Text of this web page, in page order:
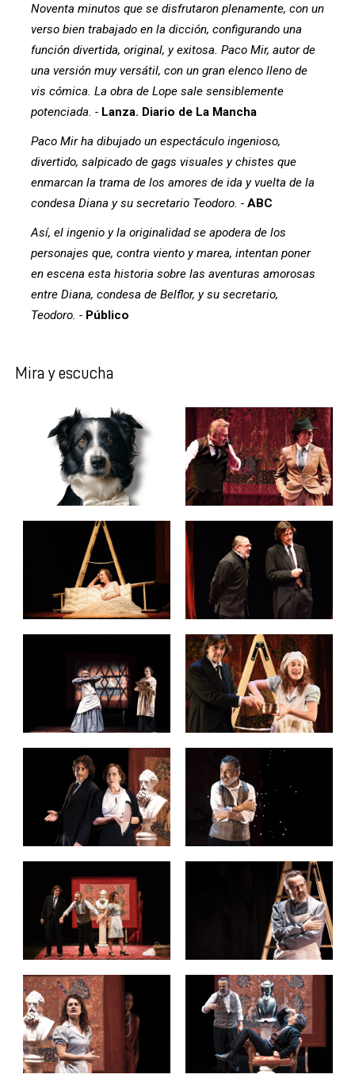
Noventa minutos que se disfrutaron plenamente, con un
verso bien trabajado en la dicción, configurando una
función divertida, original, y exitosa. Paco Mir, autor de
una versión muy versátil, con un gran elenco lleno de
vis cómica. La obra de Lope sale sensiblemente
potenciada. - Lanza. Diario de La Mancha
Paco Mir ha dibujado un espectáculo ingenioso,
divertido, salpicado de gags visuales y chistes que
enmarcan la trama de los amores de ida y vuelta de la
condesa Diana y su secretario Teodoro. - ABC
Así, el ingenio y la originalidad se apodera de los
personajes que, contra viento y marea, intentan poner
en escena esta historia sobre las aventuras amorosas
entre Diana, condesa de Belflor, y su secretario,
Teodoro. - Público
Mira y escucha